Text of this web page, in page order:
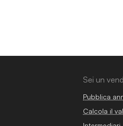
Sei un
Pubblica
Calcola il